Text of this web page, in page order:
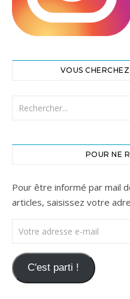
VOUS
POUR NE
Pour être informé par mail
articles, saisissez votre
Votre adresse e-mail
C'est parti !